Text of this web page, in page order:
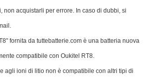
non acquistarli per errore. In caso di dubbi, si
fornita da tuttebatterie.com è una batteria nuova
compatibile con Oukitel RT8.
agli ioni di litio non è compatibile con altri tipi di